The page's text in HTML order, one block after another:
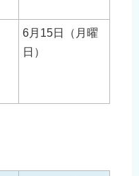
6月15日（月曜
日）